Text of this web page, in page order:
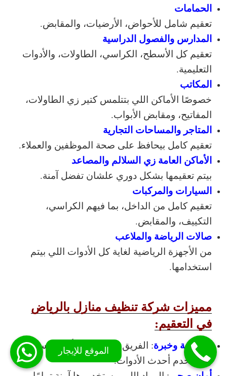
الحمامات
تعقيم شامل للأحواض، الأرضيات، والمقابض.
المدارس والفصول الدراسية
تعقيم كل الأسطح، الكراسي، الطاولات، والأدوات
التعليمية.
المكاتب
خصوصًا الأماكن اللي بتتلمس كتير زي الطاولات،
المفاتيح، ومقابض الأبواب.
المتاجر والمساحات التجارية
تعقيم كامل بيحافظ على صحة الموظفين والعملاء.
الأماكن العامة زي السلالم والمصاعد
بيتم تعقيمها بشكل دوري علشان تفضل آمنة.
السيارات والمركبات
تعقيم كامل من الداخل، بما فيهم الكراسي،
التكييف، والمقابض.
صالات الرياضة والملاعب
من الأجهزة الرياضية لغاية كل الأدوات اللي بيتم
استخدامها.
مميزات شركة تنظيف منازل بالرياض
في التعقيم:
احترافية وخبرة: الفريق مدرب على أعلى مستوى،
وبيستخدم أحدث الأدوات.